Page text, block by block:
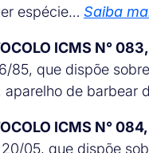
espécie… Saiba
ICMS N°
85, que dispõe
de barbear
ICMS N°
05, que dispõe